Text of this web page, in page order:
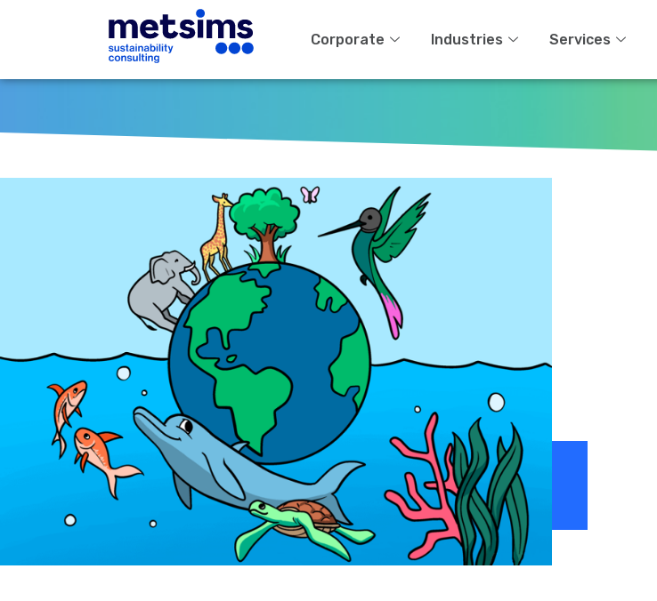
Corporate Industries Services